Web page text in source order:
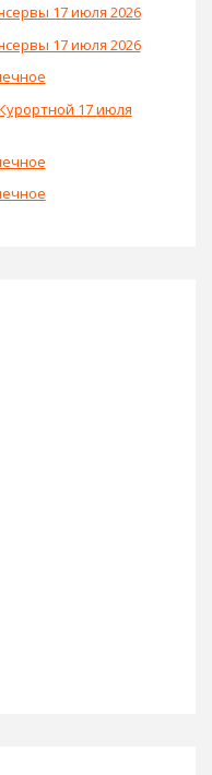
17 июля 2026
17 июля 2026
17 июля